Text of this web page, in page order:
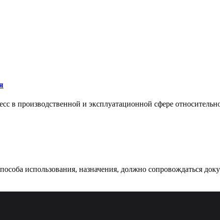
в производственной и эксплуатационной сфере
использования, назначения, должно сопровождаться